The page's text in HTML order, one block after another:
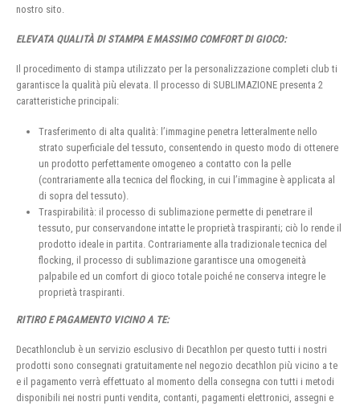
nostro sito.
ELEVATA QUALITÀ DI STAMPA E MASSIMO COMFORT DI GIOCO:
Il procedimento di stampa utilizzato per la personalizzazione completi club ti
garantisce la qualità più elevata. Il processo di SUBLIMAZIONE presenta 2
caratteristiche principali:
Trasferimento di alta qualità: l’immagine penetra letteralmente nello
strato superficiale del tessuto, consentendo in questo modo di ottenere
un prodotto perfettamente omogeneo a contatto con la pelle
(contrariamente alla tecnica del flocking, in cui l’immagine è applicata al
di sopra del tessuto).
Traspirabilità: il processo di sublimazione permette di penetrare il
tessuto, pur conservandone intatte le proprietà traspiranti; ciò lo rende il
prodotto ideale in partita. Contrariamente alla tradizionale tecnica del
flocking, il processo di sublimazione garantisce una omogeneità
palpabile ed un comfort di gioco totale poiché ne conserva integre le
proprietà traspiranti.
RITIRO E PAGAMENTO VICINO A TE:
Decathlonclub è un servizio esclusivo di Decathlon per questo tutti i nostri
prodotti sono consegnati gratuitamente nel negozio decathlon più vicino a te
e il pagamento verrà effettuato al momento della consegna con tutti i metodi
disponibili nei nostri punti vendita, contanti, pagamenti elettronici, assegni e